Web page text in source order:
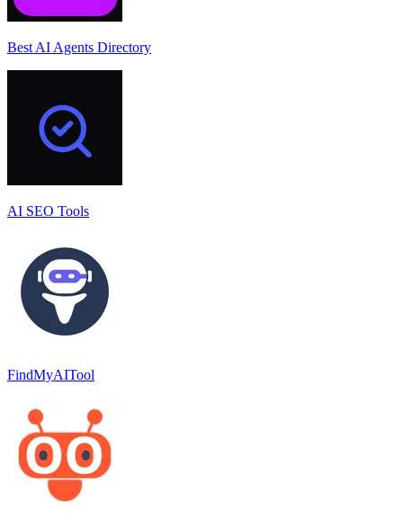
Best AI Agents Directory
AI SEO Tools
FindMyAITool